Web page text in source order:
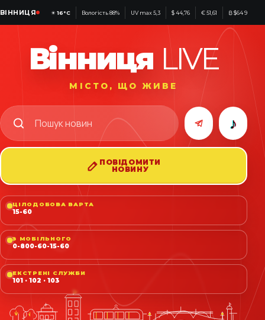
ВІННИЦЯ ☀16°C Вологість 88% UV max 5,3 $ 44,76 € 51,61 ₿ $64 956
Вінниця LIVE
МІСТО, ЩО ЖИВЕ
♪
ПОВІДОМИТИ
НОВИНУ
ЦІЛОДОБОВА ВАРТА
15-60
З МОБІЛЬНОГО
0-800-60-15-60
ЕКСТРЕНІ СЛУЖБИ
101 · 102 · 103